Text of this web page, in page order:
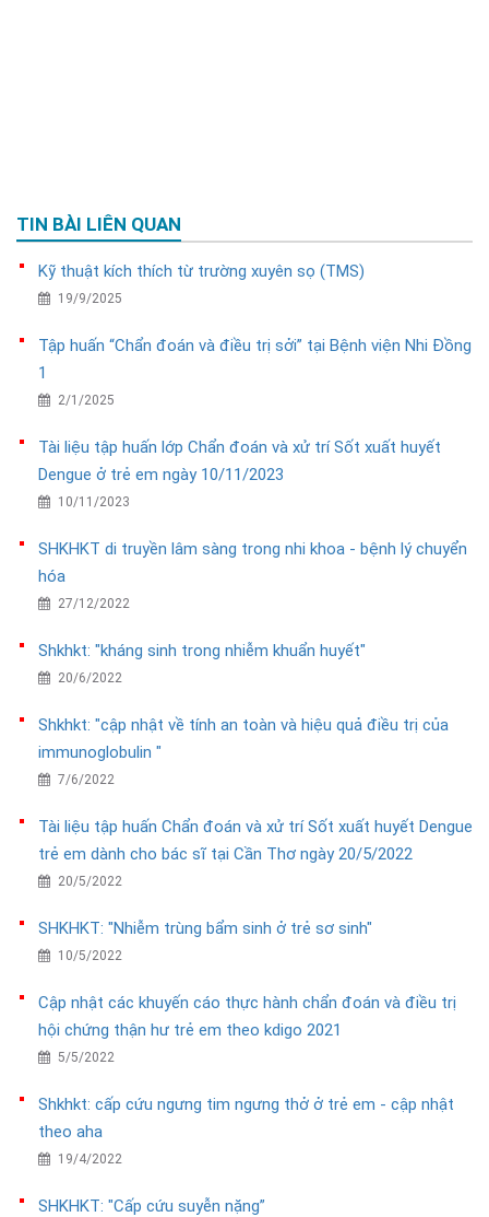
TIN BÀI LIÊN QUAN
Kỹ thuật kích thích từ trường xuyên sọ (TMS)
19/9/2025
Tập huấn “Chẩn đoán và điều trị sởi” tại Bệnh viện Nhi Đồng
1
2/1/2025
Tài liệu tập huấn lớp Chẩn đoán và xử trí Sốt xuất huyết
Dengue ở trẻ em ngày 10/11/2023
10/11/2023
SHKHKT di truyền lâm sàng trong nhi khoa - bệnh lý chuyển
hóa
27/12/2022
Shkhkt: "kháng sinh trong nhiễm khuẩn huyết"
20/6/2022
Shkhkt: "cập nhật về tính an toàn và hiệu quả điều trị của
immunoglobulin "
7/6/2022
Tài liệu tập huấn Chẩn đoán và xử trí Sốt xuất huyết Dengue
trẻ em dành cho bác sĩ tại Cần Thơ ngày 20/5/2022
20/5/2022
SHKHKT: "Nhiễm trùng bẩm sinh ở trẻ sơ sinh"
10/5/2022
Cập nhật các khuyến cáo thực hành chẩn đoán và điều trị
hội chứng thận hư trẻ em theo kdigo 2021
5/5/2022
Shkhkt: cấp cứu ngưng tim ngưng thở ở trẻ em - cập nhật
theo aha
19/4/2022
SHKHKT: "Cấp cứu suyễn nặng”